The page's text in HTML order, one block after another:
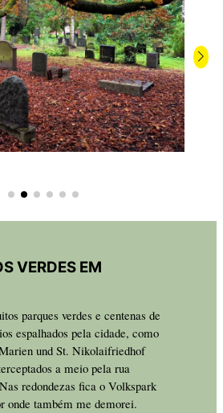
VERDES EM
parques verdes e centenas de
espalhados pela cidade, como
und St. Nikolaifriedhof
a meio pela rua
redondezas fica o Volkspark
onde também me demorei.